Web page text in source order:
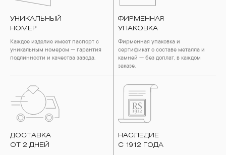
УНИКАЛЬНЫЙ
НОМЕР
Каждое изделие имеет паспорт с
уникальным номером — гарантия
подлинности и качества завода.
ФИРМЕННАЯ
УПАКОВКА
Фирменная упаковка и
сертификат о составе металла и
камней — без доплат, в каждом
заказе.
ДОСТАВКА
ОТ 2 ДНЕЙ
НАСЛЕДИЕ
С 1912 ГОДА